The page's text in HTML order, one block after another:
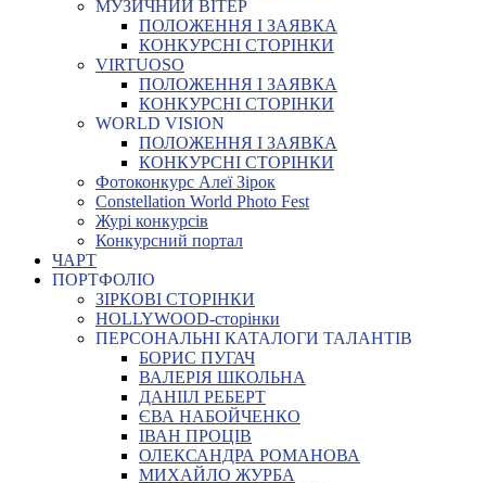
МУЗИЧНИЙ ВІТЕР
ПОЛОЖЕННЯ І ЗАЯВКА
КОНКУРСНІ СТОРІНКИ
VIRTUOSO
ПОЛОЖЕННЯ І ЗАЯВКА
КОНКУРСНІ СТОРІНКИ
WORLD VISION
ПОЛОЖЕННЯ І ЗАЯВКА
КОНКУРСНІ СТОРІНКИ
Фотоконкурс Алеї Зірок
Constellation World Photo Fest
Журі конкурсів
Конкурсний портал
ЧАРТ
ПОРТФОЛІО
ЗІРКОВІ СТОРІНКИ
HOLLYWOOD-сторінки
ПЕРСОНАЛЬНІ КАТАЛОГИ ТАЛАНТІВ
БОРИС ПУГАЧ
ВАЛЕРІЯ ШКОЛЬНА
ДАНІІЛ РЕБЕРТ
ЄВА НАБОЙЧЕНКО
ІВАН ПРОЦІВ
ОЛЕКСАНДРА РОМАНОВА
МИХАЙЛО ЖУРБА